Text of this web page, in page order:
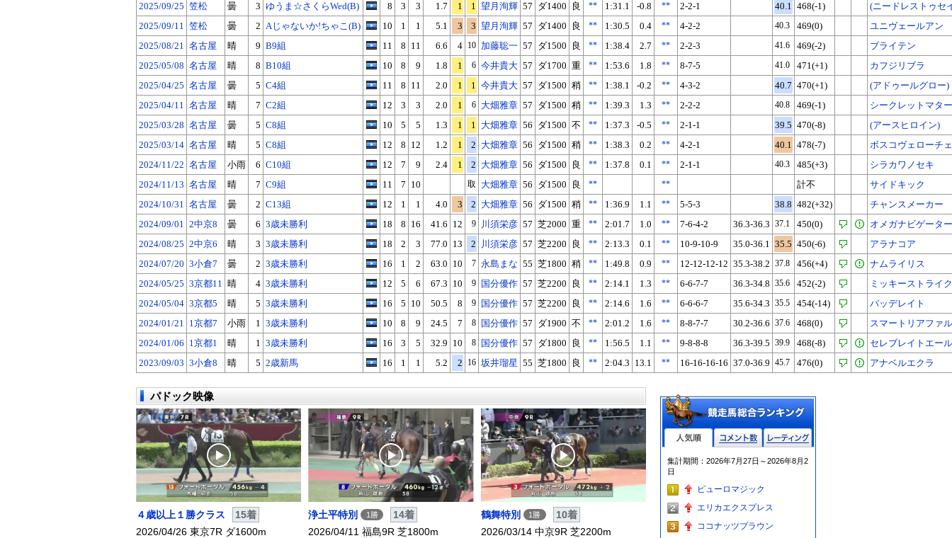
X LINE URLをコピー
2025/09/25 笠松 曇 3 ゆうま☆さくらWed(B) 8 3 3 1.7 1 1 望月洵輝 57 ダ1400 良 ** 1:31.1 -0.8 ** 2-2-1 40.1 468(-1)
(ニードレストゥセ
2025/09/11 笠松 曇 2 Aじゃないか!ちゃこ(B) 10 1 1 5.1 3 3 望月洵輝 57 ダ1400 良 ** 1:30.5 0.4 ** 4-2-2 40.3 469(0)
ユニヴェールアン
2025/08/21 名古屋 晴 9 B9組 11 8 11 6.6 4 10 加藤聡一 57 ダ1500 良 ** 1:38.4 2.7 ** 2-2-3 41.6 469(-2)
ブライテン
2025/05/08 名古屋 晴 8 B10組 10 8 9 1.8 1 6 今井貴大 57 ダ1700 重 ** 1:53.6 1.8 ** 8-7-5 41.0 471(+1)
カフジリブラ
2025/04/25 名古屋 曇 5 C4組 11 8 11 2.0 1 1 今井貴大 57 ダ1500 稍 ** 1:38.1 -0.2 ** 4-3-2 40.7 470(+1)
(アドゥールグロー)
2025/04/11 名古屋 晴 7 C2組 12 3 3 2.0 1 6 大畑雅章 57 ダ1500 稍 ** 1:39.3 1.3 ** 2-2-2 40.8 469(-1)
シークレットマター
2025/03/28 名古屋 曇 5 C8組 10 5 5 1.3 1 1 大畑雅章 56 ダ1500 不 ** 1:37.3 -0.5 ** 2-1-1 39.5 470(-8)
(アースヒロイン)
2025/03/14 名古屋 晴 5 C8組 12 8 12 1.2 1 2 大畑雅章 56 ダ1500 稍 ** 1:38.3 0.2 ** 4-2-1 40.1 478(-7)
ボスコヴェローチェ
2024/11/22 名古屋 小雨 6 C10組 12 7 9 2.4 1 2 大畑雅章 56 ダ1500 良 ** 1:37.8 0.1 ** 2-1-1 40.3 485(+3)
シラカワノセキ
2024/11/13 名古屋 晴 7 C9組 11 7 10 取 大畑雅章 56 ダ1500 良 ** ** 計不
サイドキック
2024/10/31 名古屋 曇 2 C13組 12 1 1 4.0 3 2 大畑雅章 56 ダ1500 稍 ** 1:36.9 1.1 ** 5-5-3 38.8 482(+32)
チャンスメーカー
2024/09/01 2中京8 曇 6 3歳未勝利 18 8 16 41.6 12 9 川須栄彦 57 芝2000 重 ** 2:01.7 1.0 ** 7-6-4-2 36.3-36.3 37.1 450(0)
オメガナビゲーター
2024/08/25 2中京6 晴 3 3歳未勝利 18 2 3 77.0 13 2 川須栄彦 57 芝2200 良 ** 2:13.3 0.1 ** 10-9-10-9 35.0-36.1 35.5 450(-6)
アラナコア
2024/07/20 3小倉7 曇 2 3歳未勝利 16 1 2 63.0 10 7 永島まな 55 芝1800 稍 ** 1:49.8 0.9 ** 12-12-12-12 35.3-38.2 37.8 456(+4)
ナムライリス
2024/05/25 3京都11 晴 4 3歳未勝利 12 5 6 67.3 10 9 国分優作 57 芝2200 良 ** 2:14.1 1.3 ** 6-6-7-7 36.3-34.8 35.6 452(-2)
ミッキーストライク
2024/05/04 3京都5 晴 5 3歳未勝利 16 5 10 50.5 8 9 国分優作 57 芝2200 良 ** 2:14.6 1.6 ** 6-6-6-7 35.6-34.3 35.5 454(-14)
バッデレイト
2024/01/21 1京都7 小雨 1 3歳未勝利 10 8 9 24.5 7 8 国分優作 57 ダ1900 不 ** 2:01.2 1.6 ** 8-8-7-7 30.2-36.6 37.6 468(0)
スマートリアファル
2024/01/06 1京都1 晴 1 3歳未勝利 16 3 5 32.9 10 8 国分優作 57 ダ1800 良 ** 1:56.5 1.1 ** 9-8-8-8 36.3-39.5 39.9 468(-8)
セレブレイトエール
2023/09/03 3小倉8 晴 5 2歳新馬 16 1 1 5.2 2 16 坂井瑠星 55 芝1800 良 ** 2:04.3 13.1 ** 16-16-16-16 37.0-36.9 45.7 476(0) アナベルエクラ
パドック映像
４歳以上１勝クラス
15着
2026/04/26 東京7R ダ1600m
浄土平特別 1勝
14着
2026/04/11 福島9R 芝1800m
鶴舞特別 1勝
10着
2026/03/14 中京9R 芝2200m
グ
集計期間：2026年7月27日～2026年8月2
日
ピューロマジック
エリカエクスプレス
ココナッツブラウン